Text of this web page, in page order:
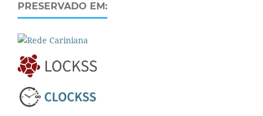
PRESERVADO EM: